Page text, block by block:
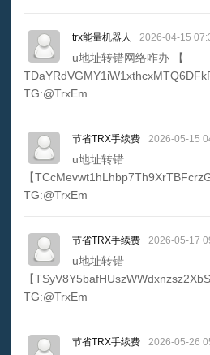
trx能量机器人 2026-04-15
u地址转错网络咋办 【
TG:@TrxEm
节省TRX手续费 2026-05-15
u地址转错
【
TG:@TrxEm
节省TRX手续费 2026-05-17
u地址转错
【
TG:@TrxEm
节省TRX手续费 2026-05-26